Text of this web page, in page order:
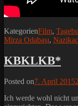
KategorienFilm,
Mirza Odabaşı,
KBKLKB*
Posted on7. April 2015
Ich werde wohl nicht